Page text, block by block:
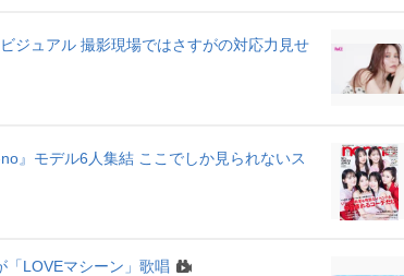
ジュアル 撮影現場ではさすがの対応力見せ
』モデル6人集結 ここでしか見られないス
「LOVEマシーン」歌唱